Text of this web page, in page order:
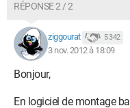
RÉPONSE 2 / 2
ziggourat 5 342
3 nov. 2012 à 18:09
Bonjour,
En logiciel de montage